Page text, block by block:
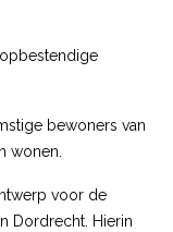
bewoners van
wonen.
voor de
Dordrecht. Hierin